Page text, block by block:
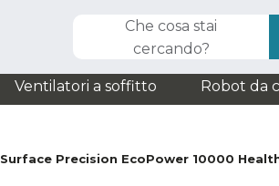
Che cosa stai
cercando?
Ventilatori a soffitto Robot da
Surface Precision EcoPower 10000